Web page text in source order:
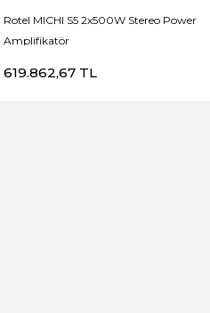
Rotel MICHI S5 2x500W Stereo Power
Amplifikatör
619.862,67 TL